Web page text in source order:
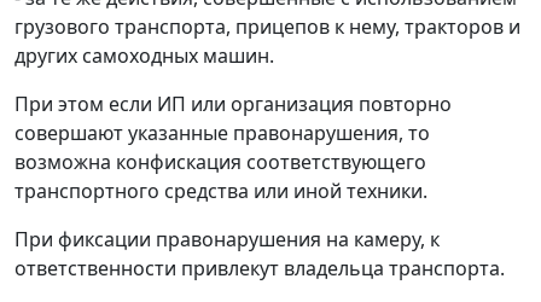
грузового транспорта, прицепов к нему, тракторов и
других самоходных машин.
При этом если ИП или организация повторно
совершают указанные правонарушения, то
возможна конфискация соответствующего
транспортного средства или иной техники.
При фиксации правонарушения на камеру, к
ответственности привлекут владельца транспорта.